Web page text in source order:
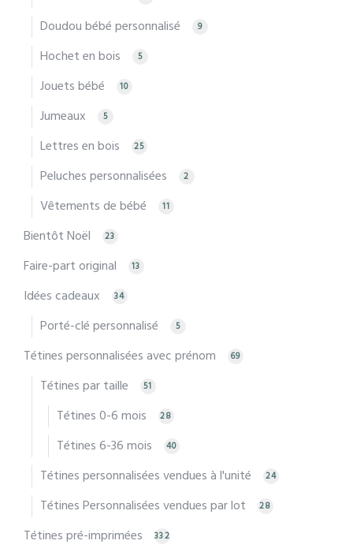
Doudou bébé personnalisé 9
Hochet en bois 5
Jouets bébé 10
Jumeaux 5
Lettres en bois 25
Peluches personnalisées 2
Vêtements de bébé 11
Bientôt Noël 23
Faire-part original 13
Idées cadeaux 34
Porté-clé personnalisé 5
Tétines personnalisées avec prénom 69
Tétines par taille 51
Tétines 0-6 mois 28
Tétines 6-36 mois 40
Tétines personnalisées vendues à l'unité 24
Tétines Personnalisées vendues par lot 28
Tétines pré-imprimées 332